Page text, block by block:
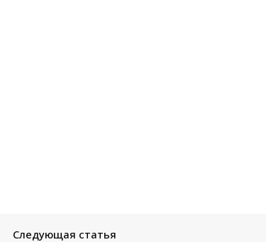
Следующая статья